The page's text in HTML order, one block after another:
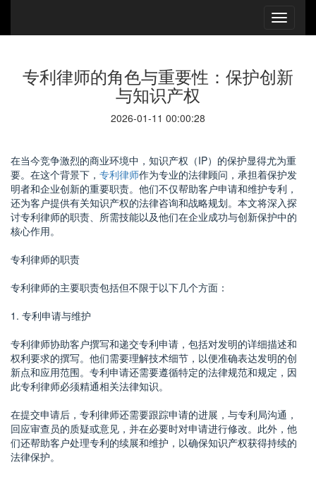
专利律师的角色与重要性：保护创新
与知识产权
2026-01-11 00:00:28
在当今竞争激烈的商业环境中，知识产权（IP）的保护显得尤为重
要。在这个背景下， 专利律师作为专业的法律顾问，承担着保护发
明者和企业创新的重要职责。他们不仅帮助客户申请和维护专利，
还为客户提供有关知识产权的法律咨询和战略规划。本文将深入探
讨专利律师的职责、所需技能以及他们在企业成功与创新保护中的
核心作用。
专利律师的职责
专利律师的主要职责包括但不限于以下几个方面：
1. 专利申请与维护
专利律师协助客户撰写和递交专利申请，包括对发明的详细描述和
权利要求的撰写。他们需要理解技术细节，以便准确表达发明的创
新点和应用范围。专利申请还需要遵循特定的法律规范和规定，因
此专利律师必须精通相关法律知识。
在提交申请后，专利律师还需要跟踪申请的进展，与专利局沟通，
回应审查员的质疑或意见，并在必要时对申请进行修改。此外，他
们还帮助客户处理专利的续展和维护，以确保知识产权获得持续的
法律保护。